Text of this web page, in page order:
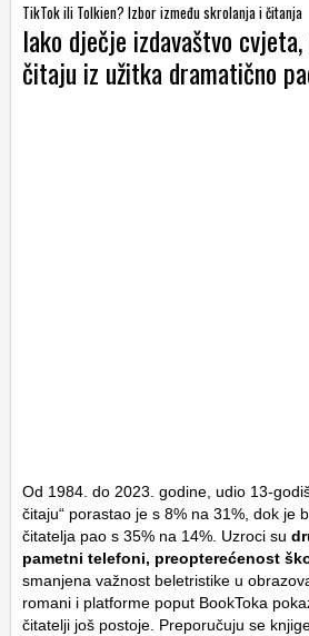
TikTok ili Tolkien? Izbor između skrolanja i čitanja
Iako dječje izdavaštvo
čitaju iz užitka dramatično
Od 1984. do 2023. godine, udio 13-
čitaju“ porastao je s 8% na 31%, dok je
čitatelja pao s 35% na 14%. Uzroci su
pametni telefoni, preopterećenost
smanjena važnost beletristike u
romani i platforme poput BookToka
čitatelji još postoje. Preporučuju se